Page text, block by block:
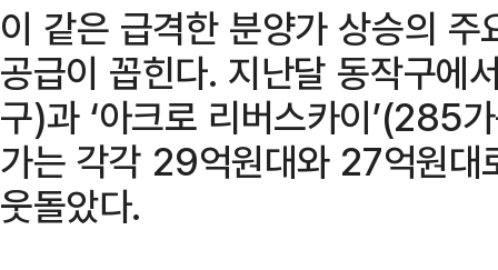
이 같은 급격한 분양가 상승의
공급이 꼽힌다. 지난달 동작구에
구)과 ‘아크로 리버스카이
가는 각각 29억원대와 27억원대
웃돌았다.